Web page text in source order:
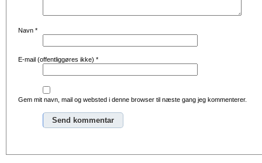
Navn *
E-mail (offentliggøres ikke) *
Gem mit navn, mail og websted i denne browser til næste gang jeg kommenterer.